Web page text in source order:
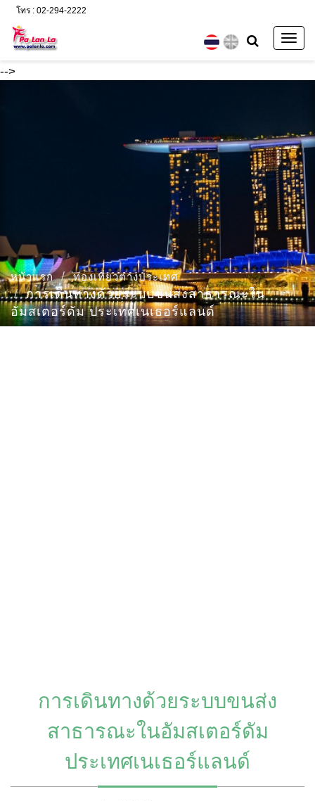
-->
โทร : 02-294-2222
หน้าแรก ท่องเที่ยวต่างประเทศ
การเดินทางด้วยระบบขนส่งสาธารณะใน
อัมสเตอร์ดัม ประเทศเนเธอร์แลนด์
การเดินทางด้วยระบบขนส่ง
สาธารณะในอัมสเตอร์ดัม
ประเทศเนเธอร์แลนด์